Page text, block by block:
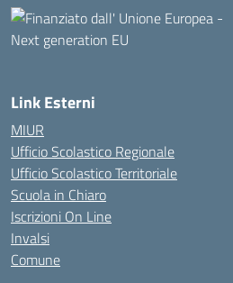
Link Esterni
MIUR
Ufficio Scolastico Regionale
Ufficio Scolastico Territoriale
Scuola in Chiaro
Iscrizioni On Line
Invalsi
Comune